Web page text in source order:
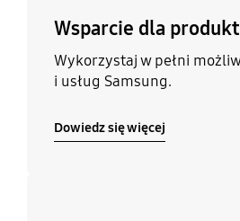
Wsparcie dla
Wykorzystaj w pełni
i usług Samsung.
Dowiedz się więcej